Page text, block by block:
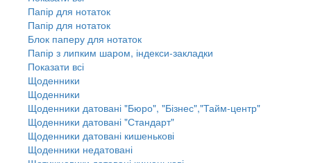
Папір для нотаток
Папір для нотаток
Блок паперу для нотаток
Папір з липким шаром, індекси-закладки
Показати всі
Щоденники
Щоденники
Щоденники датовані "Бюро", "Бізнес","Тайм-центр"
Щоденники датовані "Стандарт"
Щоденники датовані кишенькові
Щоденники недатовані